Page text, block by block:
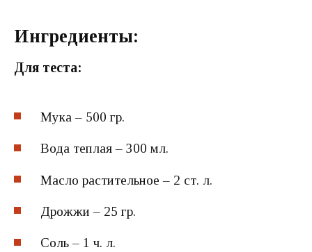
Ингредиенты:
Для теста:
Мука – 500 гр.
Вода теплая – 300 мл.
Масло растительное – 2 ст. л.
Дрожжи – 25 гр.
Соль – 1 ч. л.